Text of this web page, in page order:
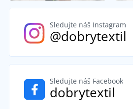
Sledujte náš Instagram
@dobrytextil
Sledujte náš Facebook
dobrytextil